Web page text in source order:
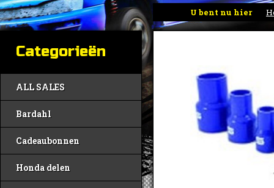
U bent nu hier
Categorieën
ALL SALES
Bardahl
Cadeaubonnen
Honda delen